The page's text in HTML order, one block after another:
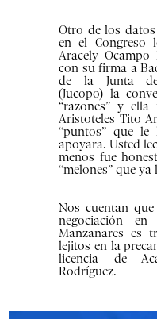
Otro de los
en el Congreso
Aracely Ocampo
con su firma a
de la Junta de
(Jucopo) la
“razones” y ella
Aristoteles Tito
“puntos” que
apoyara. Usted
menos fue
“melones” que
Nos cuentan
negociación en
Manzanares es
lejitos en la
licencia de
Rodríguez.